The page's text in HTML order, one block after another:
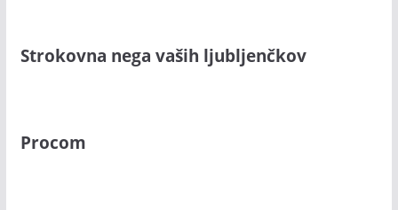
Strokovna nega vaših ljubljenčkov
Procom